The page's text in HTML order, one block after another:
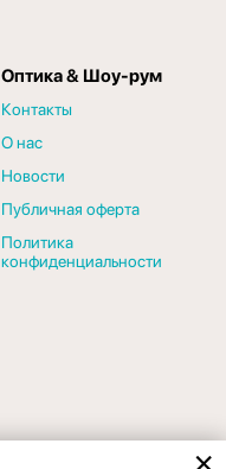
Оптика & Шоу-рум
Контакты
О нас
Новости
Публичная оферта
Политика
конфиденциальности